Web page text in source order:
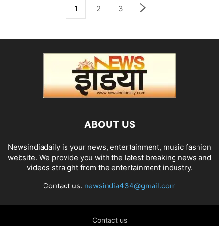
1 2 3
ABOUT US
Newsindiadaily is your news, entertainment, music fashion
website. We provide you with the latest breaking news and
videos straight from the entertainment industry.
Contact us: newsindia434@gmail.com
Contact us